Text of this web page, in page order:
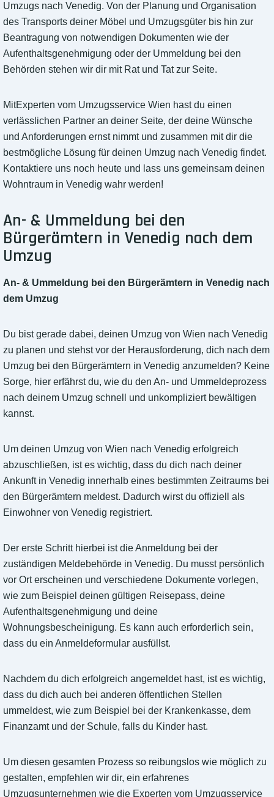
Umzugs nach Venedig. Von der Planung und Organisation
des Transports deiner Möbel und Umzugsgüter bis hin zur
Beantragung von notwendigen Dokumenten wie der
Aufenthaltsgenehmigung oder der Ummeldung bei den
Behörden stehen wir dir mit Rat und Tat zur Seite.
MitExperten vom Umzugsservice Wien hast du einen
verlässlichen Partner an deiner Seite, der deine Wünsche
und Anforderungen ernst nimmt und zusammen mit dir die
bestmögliche Lösung für deinen Umzug nach Venedig findet.
Kontaktiere uns noch heute und lass uns gemeinsam deinen
Wohntraum in Venedig wahr werden!
An- & Ummeldung bei den
Bürgerämtern in Venedig nach dem
Umzug
An- & Ummeldung bei den Bürgerämtern in Venedig nach
dem Umzug
Du bist gerade dabei, deinen Umzug von Wien nach Venedig
zu planen und stehst vor der Herausforderung, dich nach dem
Umzug bei den Bürgerämtern in Venedig anzumelden? Keine
Sorge, hier erfährst du, wie du den An- und Ummeldeprozess
nach deinem Umzug schnell und unkompliziert bewältigen
kannst.
Um deinen Umzug von Wien nach Venedig erfolgreich
abzuschließen, ist es wichtig, dass du dich nach deiner
Ankunft in Venedig innerhalb eines bestimmten Zeitraums bei
den Bürgerämtern meldest. Dadurch wirst du offiziell als
Einwohner von Venedig registriert.
Der erste Schritt hierbei ist die Anmeldung bei der
zuständigen Meldebehörde in Venedig. Du musst persönlich
vor Ort erscheinen und verschiedene Dokumente vorlegen,
wie zum Beispiel deinen gültigen Reisepass, deine
Aufenthaltsgenehmigung und deine
Wohnungsbescheinigung. Es kann auch erforderlich sein,
dass du ein Anmeldeformular ausfüllst.
Nachdem du dich erfolgreich angemeldet hast, ist es wichtig,
dass du dich auch bei anderen öffentlichen Stellen
ummeldest, wie zum Beispiel bei der Krankenkasse, dem
Finanzamt und der Schule, falls du Kinder hast.
Um diesen gesamten Prozess so reibungslos wie möglich zu
gestalten, empfehlen wir dir, ein erfahrenes
Umzugsunternehmen wie die Experten vom Umzugsservice